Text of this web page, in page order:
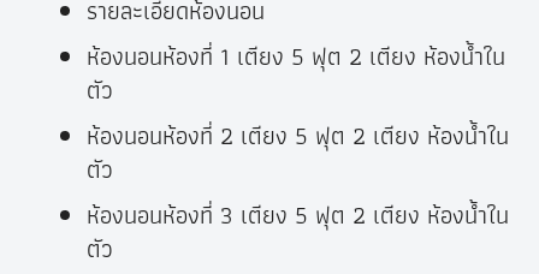
รายละเอียดห้องนอน
ห้องนอนห้องที่ 1 เตียง 5 ฟุต 2 เตียง ห้องน้ำใน
ตัว
ห้องนอนห้องที่ 2 เตียง 5 ฟุต 2 เตียง ห้องน้ำใน
ตัว
ห้องนอนห้องที่ 3 เตียง 5 ฟุต 2 เตียง ห้องน้ำใน
ตัว